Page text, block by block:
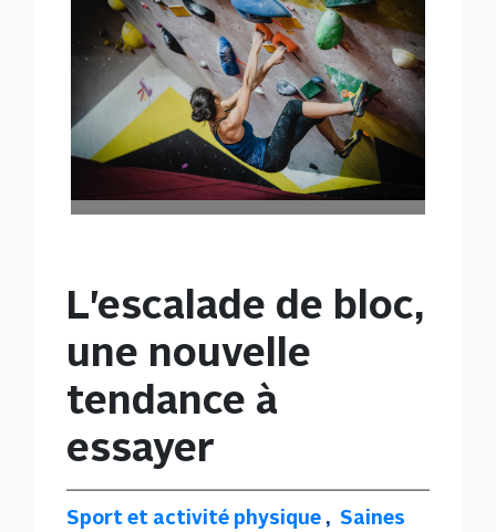
L'escalade de bloc,
une nouvelle
tendance à
essayer
Sport et activité physique , Saines